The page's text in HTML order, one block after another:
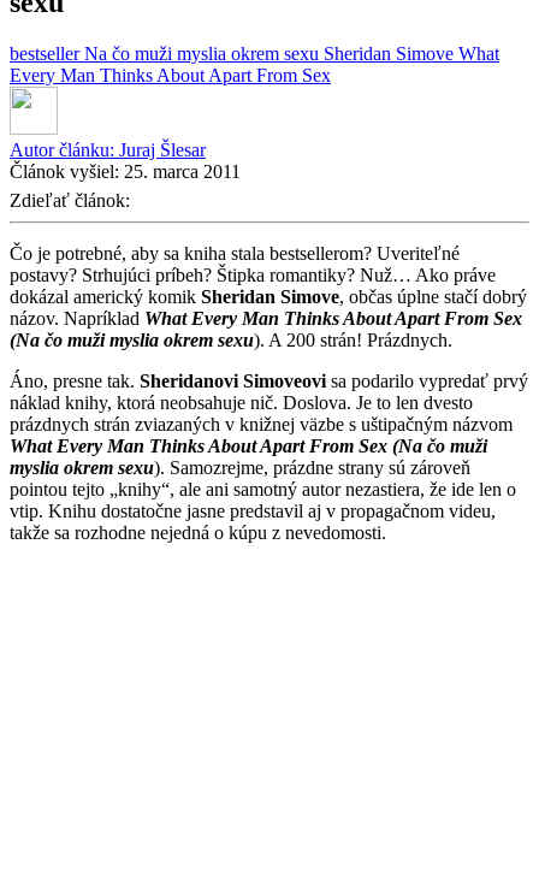
bestsellerNa čo muži myslia okrem sexu Sheridan Simove What
Every Man Thinks About Apart From Sex
Autor článku: Juraj Šlesar
Článok vyšiel: 25. marca 2011
Zdieľať článok:
Čo je potrebné, aby sa kniha stala bestsellerom? Uveriteľné
postavy? Strhujúci príbeh? Štipka romantiky? Nuž… Ako práve
dokázal americký komik Sheridan Simove, občas úplne stačí dobrý
názov. Napríklad What Every Man Thinks About Apart From Sex
(Na čo muži myslia okrem sexu). A 200 strán! Prázdnych.
Áno, presne tak. Sheridanovi Simoveovi sa podarilo vypredať prvý
náklad knihy, ktorá neobsahuje nič. Doslova. Je to len dvesto
prázdnych strán zviazaných v knižnej väzbe s uštipačným názvom
What Every Man Thinks About Apart From Sex (Na čo muži
myslia okrem sexu). Samozrejme, prázdne strany sú zároveň
pointou tejto „knihy“, ale ani samotný autor nezastiera, že ide len o
vtip. Knihu dostatočne jasne predstavil aj v propagačnom videu,
takže sa rozhodne nejedná o kúpu z nevedomosti.